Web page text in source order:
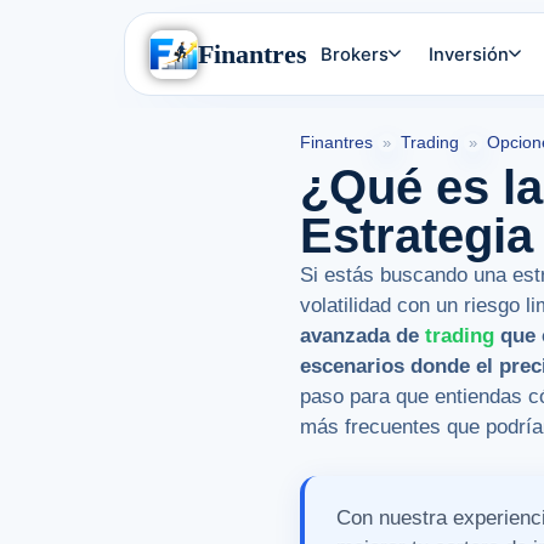
Finantres Brokers Inversión
Finantres » Trading »
¿Qué es
Si estás buscando una
volatilidad con un riesgo
avanzada de trading que
escenarios donde el
paso para que entiendas
más frecuentes que
Con nuestra